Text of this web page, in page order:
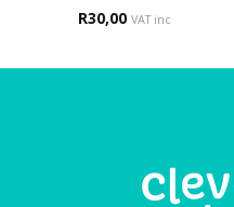
R30,00 VAT inc